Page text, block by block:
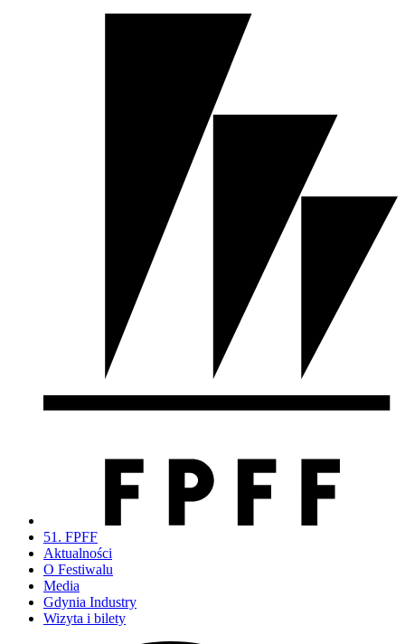
51. FPFF
Aktualności
O Festiwalu
Media
Gdynia Industry
Wizyta i bilety